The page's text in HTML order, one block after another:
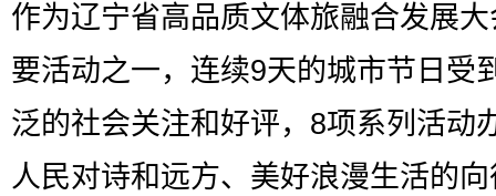
作为辽宁省高品质文体旅融合发展
要活动之一，连续9天的城市节日受
泛的社会关注和好评，8项系列活动
人民对诗和远方、美好浪漫生活的